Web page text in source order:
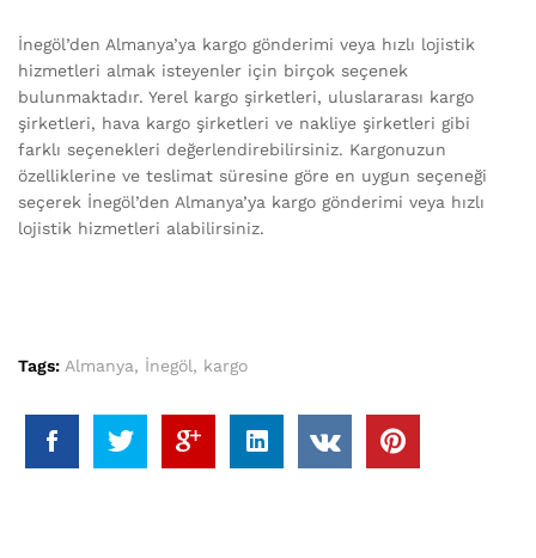
İnegöl’den Almanya’ya kargo gönderimi veya hızlı lojistik
hizmetleri almak isteyenler için birçok seçenek
bulunmaktadır. Yerel kargo şirketleri, uluslararası kargo
şirketleri, hava kargo şirketleri ve nakliye şirketleri gibi
farklı seçenekleri değerlendirebilirsiniz. Kargonuzun
özelliklerine ve teslimat süresine göre en uygun seçeneği
seçerek İnegöl’den Almanya’ya kargo gönderimi veya hızlı
lojistik hizmetleri alabilirsiniz.
Tags: Almanya, İnegöl, kargo